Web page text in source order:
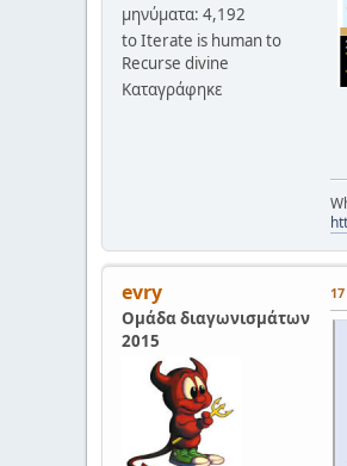
μηνύματα: 4,192
to Iterate is human to
Recurse divine
Καταγράφηκε
evry
Ομάδα διαγωνισμάτων
2015